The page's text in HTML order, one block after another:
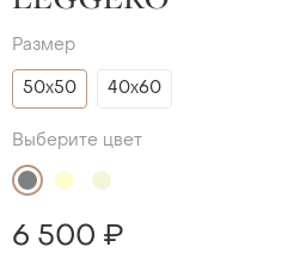
Размер
50х50 40х60
Выберите цвет
6 500 ₽